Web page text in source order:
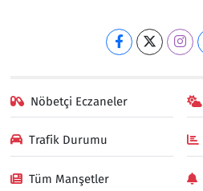
Nöbetçi Eczaneler
Trafik Durumu
Tüm Manşetler